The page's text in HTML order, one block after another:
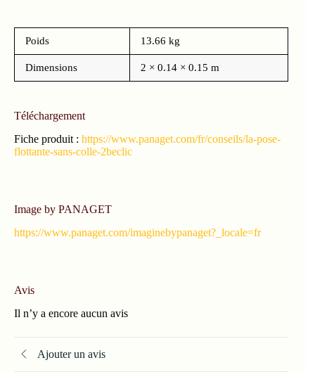
Poids 13.66 kg
Dimensions 2 × 0.14 × 0.15 m
Téléchargement
Fiche produit : https://www.panaget.com/fr/conseils/la-pose-
flottante-sans-colle-2beclic
Image by PANAGET
https://www.panaget.com/imaginebypanaget?_locale=fr
Avis
Il n’y a encore aucun avis
Ajouter un avis